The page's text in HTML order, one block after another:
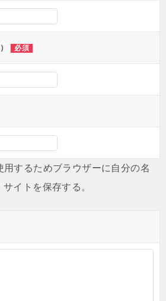
必須
用するためブラウザーに自分の名
イトを保存する。